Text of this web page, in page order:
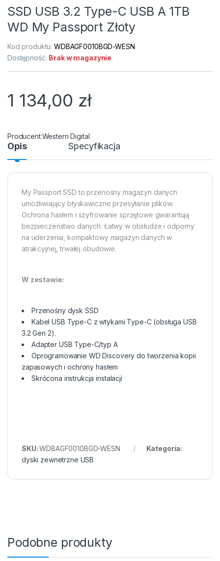
SSD USB 3.2 Type-C USB A 1TB
WD My Passport Złoty
Kod produktu:WDBAGF0010BGD-WESN
Dostępność: Brak w magazynie
1 134,00 zł
Western Digital
Opis Specyfikacja
My Passport SSD to przenośny magazyn danych
umożliwiający błyskawiczne przesyłanie plików.
Ochrona hasłem i szyfrowanie sprzętowe gwarantują
bezpieczeństwo danych. Łatwy w obsłudze i odporny
na uderzenia, kompaktowy magazyn danych w
atrakcyjnej, trwałej obudowie.
W zestawie:
Przenośny dysk SSD
Kabel USB Type-C z wtykami Type-C (obsługa USB
3.2 Gen 2).
Adapter USB Type-C/typ A
Oprogramowanie WD Discovery do tworzenia kopii
zapasowych i ochrony hasłem
Skrócona instrukcja instalacji
SKU:WDBAGF0010BGD-WESN
Kategoria:
dyski zewnetrzne USB
Podobne produkty